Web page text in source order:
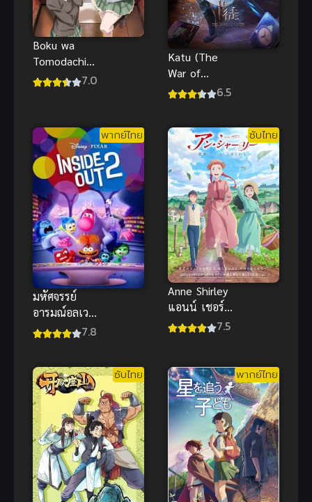
Boku wa
Tomodachi
ga Sukunai
ภาค 2 (พากย์
ไทย)
7.0
Katu (The
War of
Cards) มหาศึก
6.5
พากย์ไทย
มหัศจรรย์
อารมณ์อลเวง
2 (2024) 7.8
ซับไทย
Anne Shirley
แอนน์ เชอร์ลี่
ย์
7.5
ซับไทย พากย์ไทย